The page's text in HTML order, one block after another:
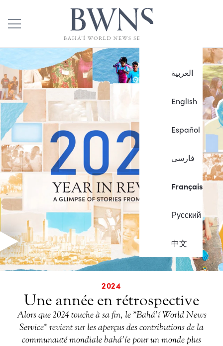
العربية
English
Español
فارسی
Français
Русский
中文
2024
Une année en rétrospective
Alors que 2024 touche à sa fin, le *Bahá’í World News
Service* revient sur les aperçus des contributions de la
communauté mondiale bahá’íe pour un monde plus